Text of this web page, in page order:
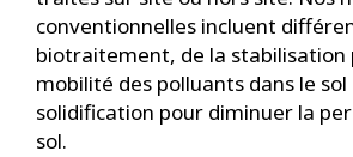
conventionnelles incluent
biotraitement, de la stabilisation
mobilité des polluants dans le sol
solidification pour diminuer la
sol.